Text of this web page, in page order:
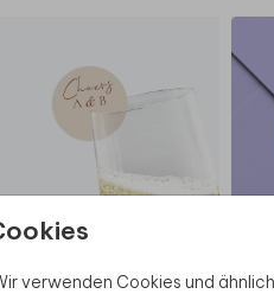
verwenden Cookies und
SEKT DEKO